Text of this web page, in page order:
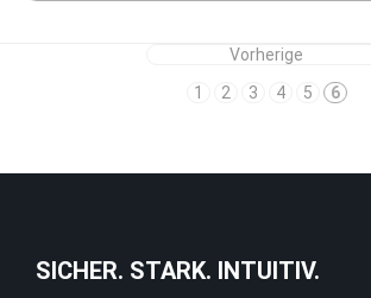
Vorherige
1
2 3 4 5 6
SICHER. STARK. INTUITIV.